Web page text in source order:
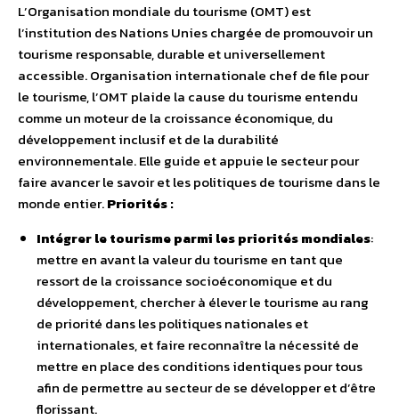
L’Organisation mondiale du tourisme (OMT) est
l’institution des Nations Unies chargée de promouvoir un
tourisme responsable, durable et universellement
accessible. Organisation internationale chef de file pour
le tourisme, l’OMT plaide la cause du tourisme entendu
comme un moteur de la croissance économique, du
développement inclusif et de la durabilité
environnementale. Elle guide et appuie le secteur pour
faire avancer le savoir et les politiques de tourisme dans le
monde entier.Priorités :
Intégrer le tourisme parmi les priorités mondiales:
mettre en avant la valeur du tourisme en tant que
ressort de la croissance socioéconomique et du
développement, chercher à élever le tourisme au rang
de priorité dans les politiques nationales et
internationales, et faire reconnaître la nécessité de
mettre en place des conditions identiques pour tous
afin de permettre au secteur de se développer et d’être
florissant.